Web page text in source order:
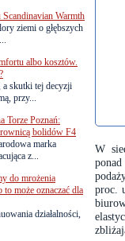
W
proc.
Warmth
ziemi o głębszych
albo kosztów.
a skutki tej decyzji
przy...
Torze Poznań:
bolidów F4
marka
z...
do mrożenia
może oznaczać dla
działalności,